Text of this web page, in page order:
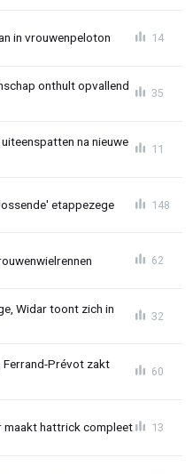
in vrouwenpeloton 14
onthult opvallend
35
na nieuwe
11
etappezege 148
62
Widar toont zich in
32
Ferrand-Prévot zakt
60
maakt hattrick compleet 13